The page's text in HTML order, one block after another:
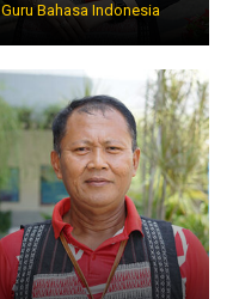
Guru Bahasa Indonesia